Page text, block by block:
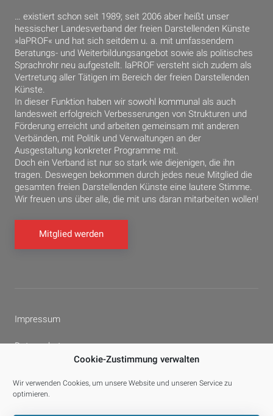
Cookie-Zustimmung verwalten
Wir verwenden Cookies, um unsere Website und unseren Service zu
optimieren.
… existiert schon seit 1989; seit 2006 aber heißt unser
hessischer Landesverband der freien Darstellenden Künste
»laPROF« und hat sich seitdem u. a. mit umfassendem
Beratungs- und Weiterbildungsangebot sowie als politisches
Sprachrohr neu aufgestellt. laPROF versteht sich zudem als
Vertretung aller Tätigen im Bereich der freien Darstellenden
Künste.
In dieser Funktion haben wir sowohl kommunal als auch
landesweit erfolgreich Verbesserungen von Strukturen und
Förderung erreicht und arbeiten gemeinsam mit anderen
Verbänden, mit Politik und Verwaltungen an der
Ausgestaltung konkreter Programme mit.
Doch ein Verband ist nur so stark wie diejenigen, die ihn
tragen. Deswegen bekommen durch jedes neue Mitglied die
gesamten freien Darstellenden Künste eine lautere Stimme.
Wir freuen uns über alle, die mit uns daran mitarbeiten wollen!
Mitglied werden
Impressum
Datenschutz